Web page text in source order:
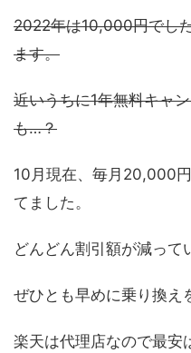
2022年は10,000円でし
ます。
近いうちに1年無料キャ
も…？
10月現在、毎月20,000
てました。
どんどん割引額が減って
ぜひとも早めに乗り換え
楽天は代理店なので最安